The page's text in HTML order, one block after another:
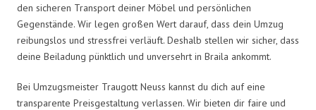
den sicheren Transport deiner Möbel und persönlichen
Gegenstände. Wir legen großen Wert darauf, dass dein Umzug
reibungslos und stressfrei verläuft. Deshalb stellen wir sicher, dass
deine Beiladung pünktlich und unversehrt in Braila ankommt.
Bei Umzugsmeister Traugott Neuss kannst du dich auf eine
transparente Preisgestaltung verlassen. Wir bieten dir faire und